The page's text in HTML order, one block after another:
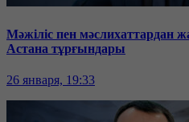
Мәжіліс пен мәслихаттардан
Астана тұрғындары
26 января, 19:33